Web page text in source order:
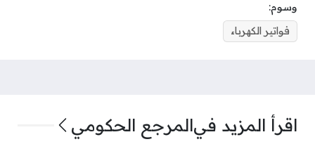
وسوم:
فواتير الكهرباء
اقرأ المزيد فيالمرجع الحكومي